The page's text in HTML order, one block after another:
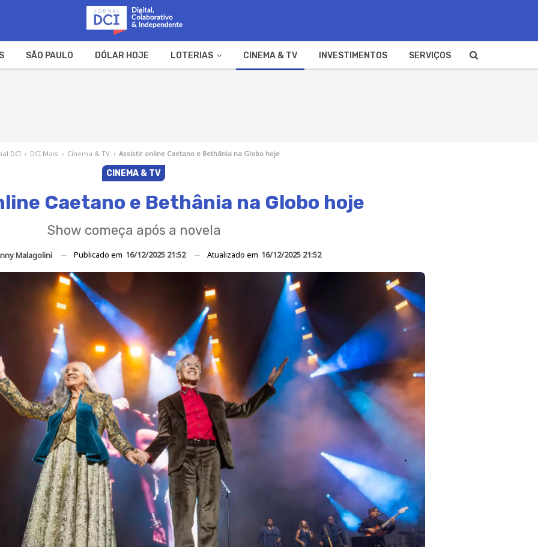
SÃO PAULO DÓLAR HOJE LOTERIAS CINEMA & TV INVESTIMENTOS SERVIÇOS
DCI › DCI Mais › Cinema & TV › Assistir online Caetano e Bethânia na Globo hoje
CINEMA & TV
Caetano e Bethânia na Globo hoje
Show começa após a novela
Malagolini Publicado em 16/12/2025 21:52 Atualizado em 16/12/2025 21:52